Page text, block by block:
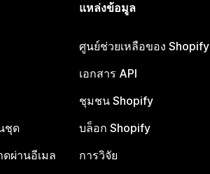
ชุด
ดผ่านอีเมล
แหล่งข้อมูล
ศูนย์ช่วยเหลือของ Shopify
เอกสาร API
ชุมชน Shopify
บล็อก Shopify
การวิจัย